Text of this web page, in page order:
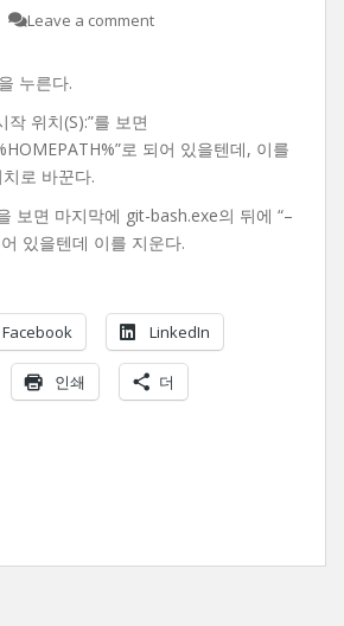
Leave a comment
누른다.
작 위치(S):”를 보면
로 되어 있을텐데, 이를
로 바꾼다.
보면 마지막에 git-bash.exe의 뒤에 “–
있을텐데 이를 지운다.
Facebook LinkedIn
인쇄 더